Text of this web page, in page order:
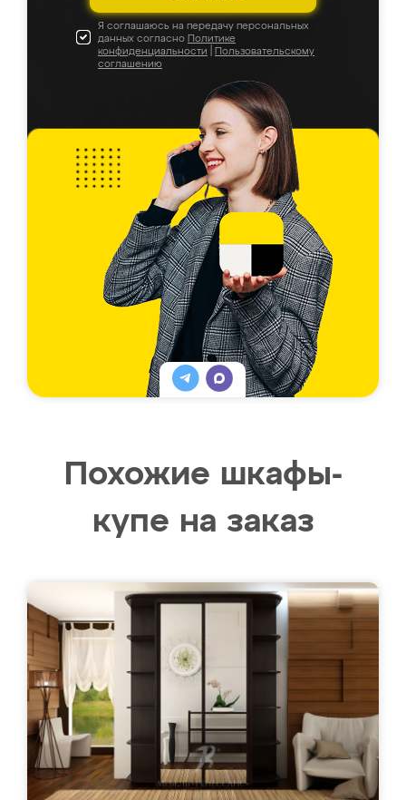
Я соглашаюсь на передачу персональных
данных согласно Политике
конфиденциальности
Пользовательскому
соглашению
Похожие шкафы-
купе на заказ